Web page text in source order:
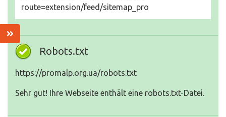
route=extension/feed/sitemap_pro
Robots.txt
https://promalp.org.ua/robots.txt
Sehr gut! Ihre Webseite enthält eine robots.txt-Datei.